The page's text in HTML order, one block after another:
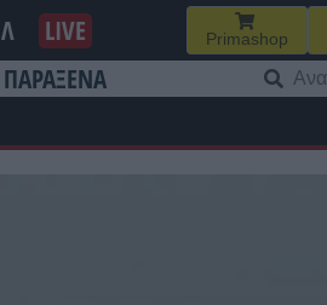
Λ LIVE Primashop
ΠΑΡΑΞΕΝΑ